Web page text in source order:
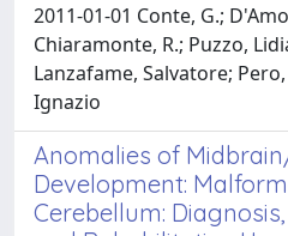
2011-01-01 Conte, G.;
Chiaramonte, R.; Puzzo,
Lanzafame, Salvatore;
Ignazio
Anomalies of
Development:
Cerebellum: